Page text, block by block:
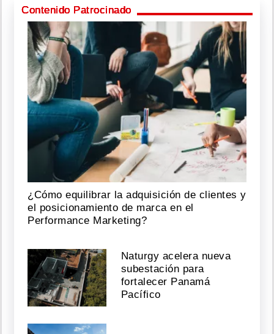
Contenido Patrocinado
¿Cómo equilibrar la adquisición de clientes y
el posicionamiento de marca en el
Performance Marketing?
Naturgy acelera nueva
subestación para
fortalecer Panamá
Pacífico